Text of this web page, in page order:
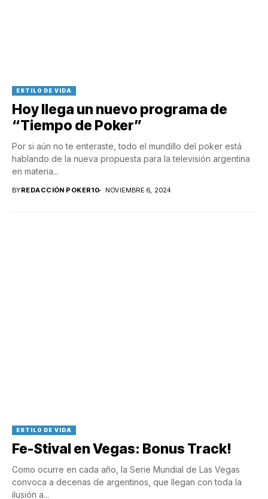
ESTILO DE VIDA
Hoy llega un nuevo programa de
“Tiempo de Poker”
Por si aún no te enteraste, todo el mundillo del poker está
hablando de la nueva propuesta para la televisión argentina
en materia...
BYREDACCIÓN POKER10 NOVIEMBRE 6, 2024
ESTILO DE VIDA
Fe-Stival en Vegas: Bonus Track!
Como ocurre en cada año, la Serie Mundial de Las Vegas
convoca a decenas de argentinos, que llegan con toda la
ilusión a...